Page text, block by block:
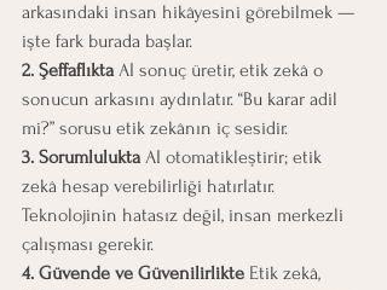
arkasındaki insan hikâyesini görebilmek —
işte fark burada başlar.
2. Şeffaflıkta AI sonuç üretir, etik zekâ o
sonucun arkasını aydınlatır. “Bu karar adil
mi?” sorusu etik zekânın iç sesidir.
3. Sorumlulukta AI otomatikleştirir; etik
zekâ hesap verebilirliği hatırlatır.
Teknolojinin hatasız değil, insan merkezli
çalışması gerekir.
4. Güvende ve Güvenilirlikte Etik zekâ,